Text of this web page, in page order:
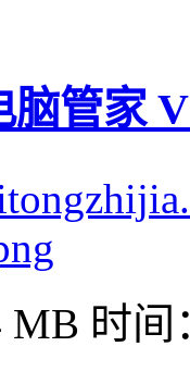
管家
MB 时间